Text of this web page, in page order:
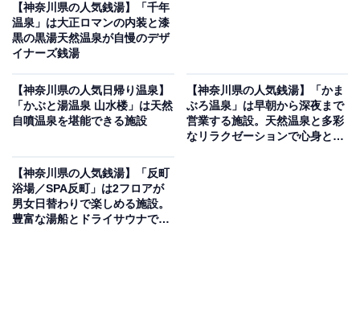
「かまぶろ温泉」は多彩なリラクゼーションが揃
う施設
かまぶろ温泉は、保温効果が高く湯冷めしにくい塩化物
泉（食塩泉）の天然温泉風呂や、ドライ（乾式）サウ
ナ、ゲルマニウム温浴風呂などを完備しています。さら
イ古式リラクゼーションといった豊富な癒やしメニュー
が魅力。湯上がりには凍ったグラスの生ビールや各種ソ
ーダも楽しめます。
【神奈川県の人気銭湯】「千年
温泉」は大正ロマンの内装と漆
黒の黒湯天然温泉が自慢のデザ
イナーズ銭湯
【神奈川県の人気日帰り温泉】
「かぶと湯温泉 山水楼」は天然
自噴温泉を堪能できる施設
【神奈川県の人気銭湯】「かま
ぶろ温泉」は早朝から深夜まで
営業する施設。天然温泉と多彩
なリラクゼーションで心身とも
【神奈川県の人気銭湯】「反町
浴場／SPA反町」は2フロアが
男女日替わりで楽しめる施設。
豊富な湯船とドライサウナでリ